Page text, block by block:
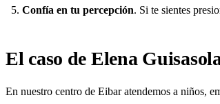
Confía en tu percepción. Si te sientes
El caso de Elena
En nuestro centro de Eibar atendemos a niños,